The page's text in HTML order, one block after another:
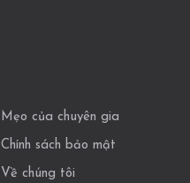
Mẹo của chuyên gia
Chính sách bảo mật
Về chúng tôi